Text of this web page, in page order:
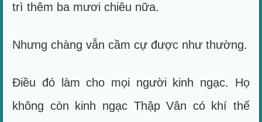
trì thêm ba mươi chiêu nữa.
Nhưng chàng vẫn cầm cự được như thường.
Điều đó làm cho mọi người kinh ngạc. Họ
không còn kinh ngạc Thập Vân có khí thế